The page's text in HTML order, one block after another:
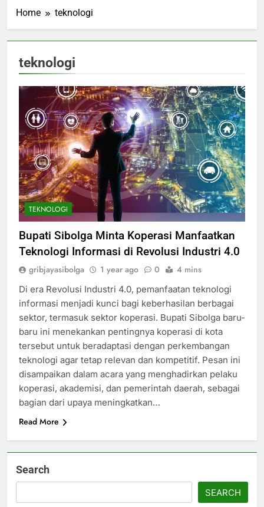
Home teknologi
teknologi
TEKNOLOGI
Bupati Sibolga Minta Koperasi Manfaatkan
Teknologi Informasi di Revolusi Industri 4.0
gribjayasibolga 1 year ago 0 4 mins
Di era Revolusi Industri 4.0, pemanfaatan teknologi
informasi menjadi kunci bagi keberhasilan berbagai
sektor, termasuk sektor koperasi. Bupati Sibolga baru-
baru ini menekankan pentingnya koperasi di kota
tersebut untuk beradaptasi dengan perkembangan
teknologi agar tetap relevan dan kompetitif. Pesan ini
disampaikan dalam acara yang menghadirkan pelaku
koperasi, akademisi, dan pemerintah daerah, sebagai
bagian dari upaya meningkatkan…
Read More
Search
SEARCH